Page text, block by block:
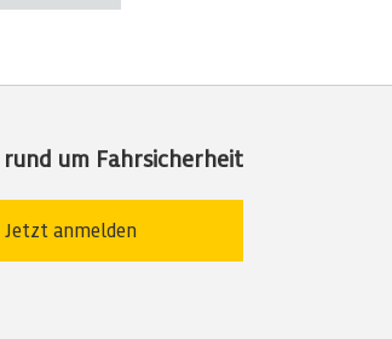
um Fahrsicherheit
Jetzt anmelden